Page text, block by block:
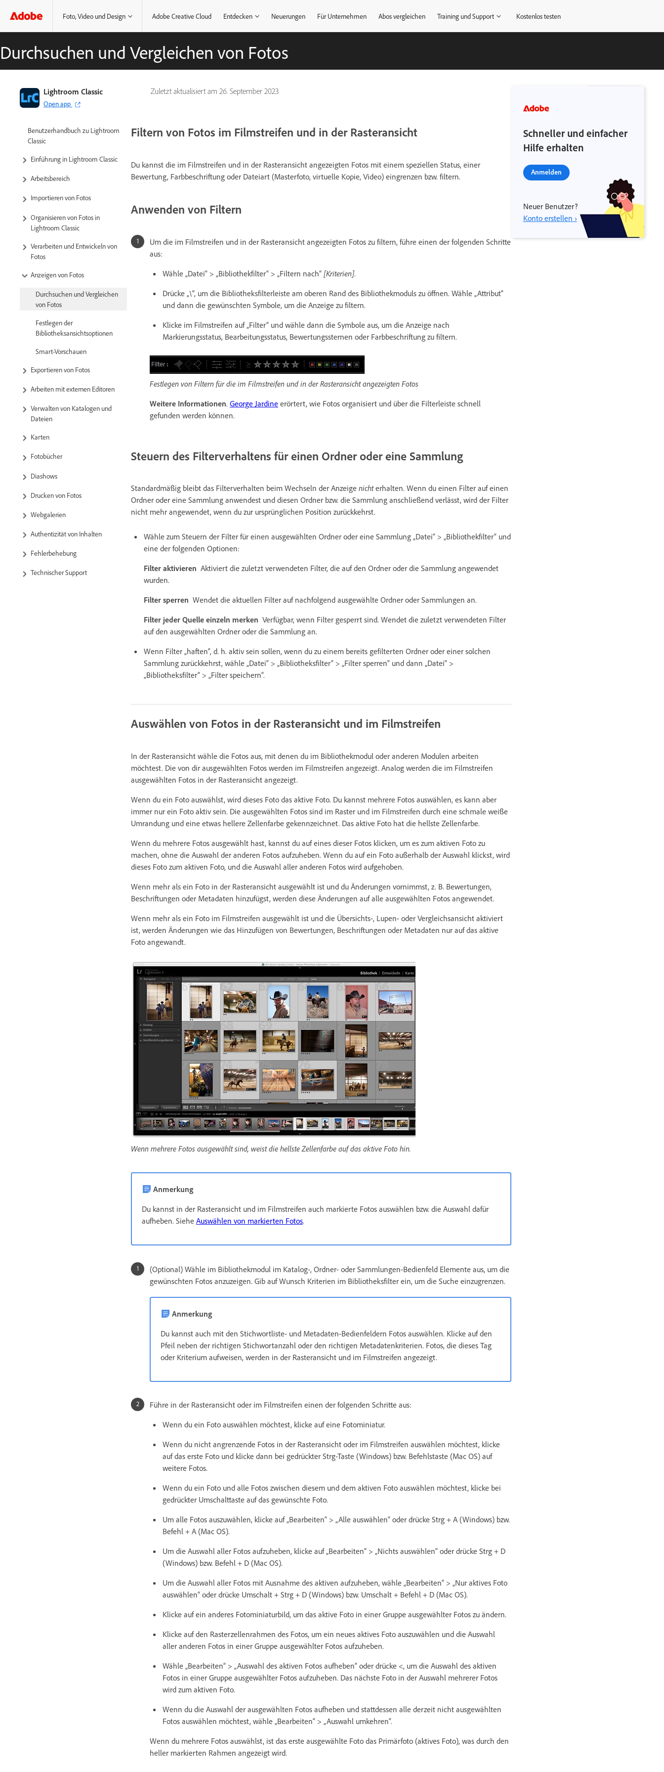
Foto, Video und Design Adobe Creative Cloud Entdecken Neuerungen Für Unternehmen Abos vergleichen Training und Support Kostenlos testen
Durchsuchen und Vergleichen von Fotos
Zuletzt aktualisiert am 26. September 2023
Lightroom Classic
Open app
Benutzerhandbuch zu Lightroom
Classic
Einführung in Lightroom Classic
Arbeitsbereich
Importieren von Fotos
Organisieren von Fotos in
Lightroom Classic
Verarbeiten und Entwickeln von
Fotos
Anzeigen von Fotos
Durchsuchen und Vergleichen
von Fotos
Festlegen der
Bibliotheksansichtsoptionen
Smart-Vorschauen
Exportieren von Fotos
Arbeiten mit externen Editoren
Verwalten von Katalogen und
Dateien
Karten
Fotobücher
Diashows
Drucken von Fotos
Webgalerien
Authentizität von Inhalten
Fehlerbehebung
Technischer Support
Filtern von Fotos im Filmstreifen und in der Rasteransicht
Du kannst die im Filmstreifen und in der Rasteransicht angezeigten Fotos mit einem speziellen Status, einer
Bewertung, Farbbeschriftung oder Dateiart (Masterfoto, virtuelle Kopie, Video) eingrenzen bzw. filtern.
Anwenden von Filtern
Um die im Filmstreifen und in der Rasteransicht angezeigten Fotos zu filtern, führe einen der folgenden Schritte
aus:
Wähle „Datei“ > „Bibliothekfilter“ > „Filtern nach“ [Kriterien].
Drücke „\“, um die Bibliotheksfilterleiste am oberen Rand des Bibliothekmoduls zu öffnen. Wähle „Attribut“
und dann die gewünschten Symbole, um die Anzeige zu filtern.
Klicke im Filmstreifen auf „Filter“ und wähle dann die Symbole aus, um die Anzeige nach
Markierungsstatus, Bearbeitungsstatus, Bewertungssternen oder Farbbeschriftung zu filtern.
Festlegen von Filtern für die im Filmstreifen und in der Rasteransicht angezeigten Fotos
Weitere Informationen. George Jardine erörtert, wie Fotos organisiert und über die Filterleiste schnell
gefunden werden können.
Steuern des Filterverhaltens für einen Ordner oder eine Sammlung
Standardmäßig bleibt das Filterverhalten beim Wechseln der Anzeige nichterhalten. Wenn du einen Filter auf einen
Ordner oder eine Sammlung anwendest und diesen Ordner bzw. die Sammlung anschließend verlässt, wird der Filter
nicht mehr angewendet, wenn du zur ursprünglichen Position zurückkehrst.
Wähle zum Steuern der Filter für einen ausgewählten Ordner oder eine Sammlung „Datei“ > „Bibliothekfilter“ und
eine der folgenden Optionen:
Filter aktivieren Aktiviert die zuletzt verwendeten Filter, die auf den Ordner oder die Sammlung angewendet
wurden.
Filter sperren Wendet die aktuellen Filter auf nachfolgend ausgewählte Ordner oder Sammlungen an.
Filter jeder Quelle einzeln merken Verfügbar, wenn Filter gesperrt sind. Wendet die zuletzt verwendeten Filter
auf den ausgewählten Ordner oder die Sammlung an.
Wenn Filter „haften“, d. h. aktiv sein sollen, wenn du zu einem bereits gefilterten Ordner oder einer solchen
Sammlung zurückkehrst, wähle „Datei“ > „Bibliotheksfilter“ > „Filter sperren“ und dann „Datei“ >
„Bibliotheksfilter“ > „Filter speichern“.
Auswählen von Fotos in der Rasteransicht und im Filmstreifen
In der Rasteransicht wähle die Fotos aus, mit denen du im Bibliothekmodul oder anderen Modulen arbeiten
möchtest. Die von dir ausgewählten Fotos werden im Filmstreifen angezeigt. Analog werden die im Filmstreifen
ausgewählten Fotos in der Rasteransicht angezeigt.
Wenn du ein Foto auswählst, wird dieses Foto das aktive Foto. Du kannst mehrere Fotos auswählen, es kann aber
immer nur ein Foto aktiv sein. Die ausgewählten Fotos sind im Raster und im Filmstreifen durch eine schmale weiße
Umrandung und eine etwas hellere Zellenfarbe gekennzeichnet. Das aktive Foto hat die hellste Zellenfarbe.
Wenn du mehrere Fotos ausgewählt hast, kannst du auf eines dieser Fotos klicken, um es zum aktiven Foto zu
machen, ohne die Auswahl der anderen Fotos aufzuheben. Wenn du auf ein Foto außerhalb der Auswahl klickst, wird
dieses Foto zum aktiven Foto, und die Auswahl aller anderen Fotos wird aufgehoben.
Wenn mehr als ein Foto in der Rasteransicht ausgewählt ist und du Änderungen vornimmst, z. B. Bewertungen,
Beschriftungen oder Metadaten hinzufügst, werden diese Änderungen auf alle ausgewählten Fotos angewendet.
Wenn mehr als ein Foto im Filmstreifen ausgewählt ist und die Übersichts-, Lupen- oder Vergleichsansicht aktiviert
ist, werden Änderungen wie das Hinzufügen von Bewertungen, Beschriftungen oder Metadaten nur auf das aktive
Foto angewandt.
Wenn mehrere Fotos ausgewählt sind, weist die hellste Zellenfarbe auf das aktive Foto hin.
Anmerkung
Du kannst in der Rasteransicht und im Filmstreifen auch markierte Fotos auswählen bzw. die Auswahl dafür
aufheben. Siehe Auswählen von markierten Fotos.
(Optional) Wähle im Bibliothekmodul im Katalog-, Ordner- oder Sammlungen-Bedienfeld Elemente aus, um die
gewünschten Fotos anzuzeigen. Gib auf Wunsch Kriterien im Bibliotheksfilter ein, um die Suche einzugrenzen.
Anmerkung
Du kannst auch mit den Stichwortliste- und Metadaten-Bedienfeldern Fotos auswählen. Klicke auf den
Pfeil neben der richtigen Stichwortanzahl oder den richtigen Metadatenkriterien. Fotos, die dieses Tag
oder Kriterium aufweisen, werden in der Rasteransicht und im Filmstreifen angezeigt.
Führe in der Rasteransicht oder im Filmstreifen einen der folgenden Schritte aus:
Wenn du ein Foto auswählen möchtest, klicke auf eine Fotominiatur.
Wenn du nicht angrenzende Fotos in der Rasteransicht oder im Filmstreifen auswählen möchtest, klicke
auf das erste Foto und klicke dann bei gedrückter Strg-Taste (Windows) bzw. Befehlstaste (Mac OS) auf
weitere Fotos.
Wenn du ein Foto und alle Fotos zwischen diesem und dem aktiven Foto auswählen möchtest, klicke bei
gedrückter Umschalttaste auf das gewünschte Foto.
Um alle Fotos auszuwählen, klicke auf „Bearbeiten“ > „Alle auswählen“ oder drücke Strg + A (Windows) bzw.
Befehl + A (Mac OS).
Um die Auswahl aller Fotos aufzuheben, klicke auf „Bearbeiten“ > „Nichts auswählen“ oder drücke Strg + D
(Windows) bzw. Befehl + D (Mac OS).
Um die Auswahl aller Fotos mit Ausnahme des aktiven aufzuheben, wähle „Bearbeiten“ > „Nur aktives Foto
auswählen“ oder drücke Umschalt + Strg + D (Windows) bzw. Umschalt + Befehl + D (Mac OS).
Klicke auf ein anderes Fotominiaturbild, um das aktive Foto in einer Gruppe ausgewählter Fotos zu ändern.
Klicke auf den Rasterzellenrahmen des Fotos, um ein neues aktives Foto auszuwählen und die Auswahl
aller anderen Fotos in einer Gruppe ausgewählter Fotos aufzuheben.
Wähle „Bearbeiten“ > „Auswahl des aktiven Fotos aufheben“ oder drücke <, um die Auswahl des aktiven
Fotos in einer Gruppe ausgewählter Fotos aufzuheben. Das nächste Foto in der Auswahl mehrerer Fotos
wird zum aktiven Foto.
Wenn du die Auswahl der ausgewählten Fotos aufheben und stattdessen alle derzeit nicht ausgewählten
Fotos auswählen möchtest, wähle „Bearbeiten“ > „Auswahl umkehren“.
Wenn du mehrere Fotos auswählst, ist das erste ausgewählte Foto das Primärfoto (aktives Foto), was durch den
heller markierten Rahmen angezeigt wird.
Schneller und einfacher
Hilfe erhalten
Anmelden
Neuer Benutzer?
Konto erstellen ›